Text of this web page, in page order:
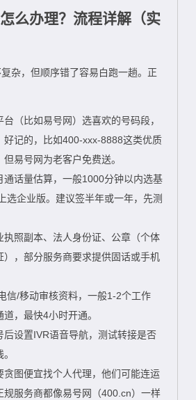
么办理？流程详解（实
杂，但顺序错了容易白跑一趟。正
台（比如易号网）选喜欢的号码段，
好记的，比如400-xxx-8888这类优质
易号网为老客户免费送。
通话量估算，一般1000分钟以内选基
选企业版。建议签半年或一年，先测
执照副本、法人身份证、公章（个体
），部分服务商要求提供固话或手机
信/移动审核资料，一般1-2个工作
，最快4小时开通。
后设置IVR语音导航，测试转接是否
贪图便宜找个人代理，他们可能连运
规服务商都像易号网（400.cn）一样